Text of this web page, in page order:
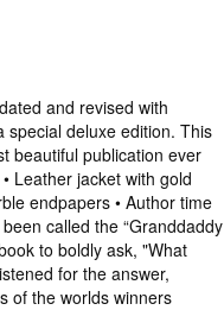
and revised with
deluxe edition. This
beautiful publication ever
Leather jacket with gold
endpapers • Author time
called the “Granddaddy
to boldly ask, "What
for the answer,
of the worlds winners